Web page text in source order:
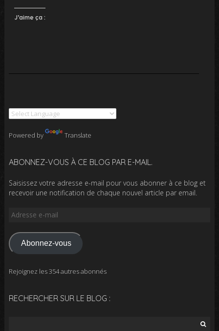
J’aime ça :
Powered by Translate
ABONNEZ-VOUS À CE BLOG PAR E-MAIL.
Saisissez votre adresse e-mail pour vous abonner à ce blog et
recevoir une notification de chaque nouvel article par email.
Adresse
mail
Abonnez-vous
Rejoignez les 354 autres abonnés
RECHERCHER SUR LE BLOG :